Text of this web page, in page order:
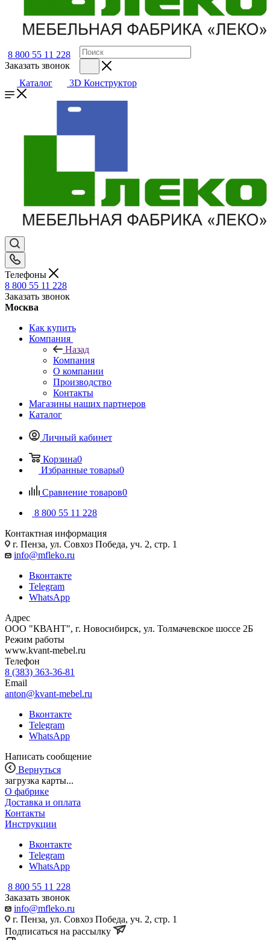
8 800 55 11 228
Заказать звонок
Каталог
3D Конструктор
Телефоны
8 800 55 11 228
Заказать звонок
Москва
Как купить
Компания
Назад
Компания
О компании
Производство
Контакты
Магазины наших партнеров
Каталог
Личный кабинет
Корзина0
Избранные товары0
Сравнение товаров0
8 800 55 11 228
Контактная информация
г. Пенза, ул. Совхоз Победа, уч. 2, стр. 1
info@mfleko.ru
Вконтакте
Telegram
WhatsApp
Адрес
ООО "КВАНТ", г. Новосибирск, ул. Толмачевское шоссе 2Б
Режим работы
www.kvant-mebel.ru
Телефон
8 (383) 363-36-81
Email
anton@kvant-mebel.ru
Вконтакте
Telegram
WhatsApp
Написать сообщение
Вернуться
загрузка карты...
О фабрике
Доставка и оплата
Контакты
Инструкции
Вконтакте
Telegram
WhatsApp
8 800 55 11 228
Заказать звонок
info@mfleko.ru
г. Пенза, ул. Совхоз Победа, уч. 2, стр. 1
Подписаться на рассылку